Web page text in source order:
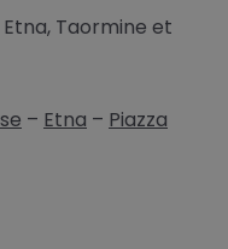
Taormine et
– Etna – Piazza